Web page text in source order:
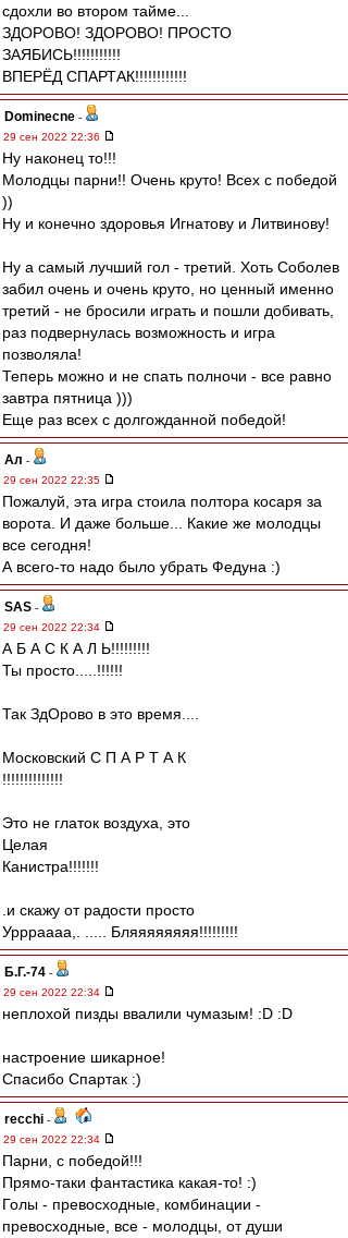
сдохли во втором тайме...
ЗДОРОВО! ЗДОРОВО! ПРОСТО
ЗАЯБИСЬ!!!!!!!!!!!
ВПЕРЁД СПАРТАК!!!!!!!!!!!!
Dominecne -
29 сен 2022 22:36
Ну наконец то!!!
Молодцы парни!! Очень круто! Всех с победой
))
Ну и конечно здоровья Игнатову и Литвинову!
Ну а самый лучший гол - третий. Хоть Соболев
забил очень и очень круто, но ценный именно
третий - не бросили играть и пошли добивать,
раз подвернулась возможность и игра
позволяла!
Теперь можно и не спать полночи - все равно
завтра пятница )))
Еще раз всех с долгожданной победой!
Ал -
29 сен 2022 22:35
Пожалуй, эта игра стоила полтора косаря за
ворота. И даже больше... Какие же молодцы
все сегодня!
А всего-то надо было убрать Федуна :)
SAS -
29 сен 2022 22:34
А Б А С К А Л Ь!!!!!!!!!
Ты просто.....!!!!!!
Так ЗдОрово в это время....
Московский С П А Р Т А К
!!!!!!!!!!!!!!
Это не глаток воздуха, это
Целая
Канистра!!!!!!!
.и скажу от радости просто
Уррраааа,. ..... Бляяяяяяяя!!!!!!!!!
Б.Г.-74 -
29 сен 2022 22:34
неплохой пизды ввалили чумазым! :D :D
настроение шикарное!
Спасибо Спартак :)
recchi -
29 сен 2022 22:34
Парни, с победой!!!
Прямо-таки фантастика какая-то! :)
Голы - превосходные, комбинации -
превосходные, все - молодцы, от души